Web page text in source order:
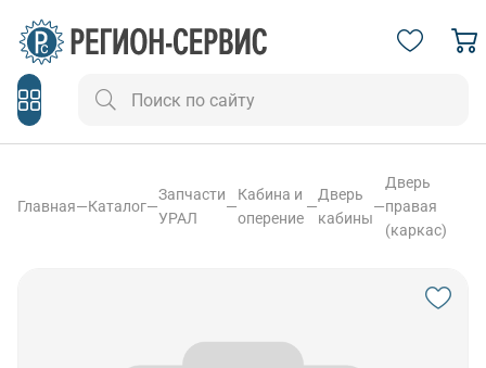
Главная—Каталог—
Запчасти
УРАЛ
—
Кабина и
оперение
—
Дверь
кабины
—
Дверь
правая
(каркас)